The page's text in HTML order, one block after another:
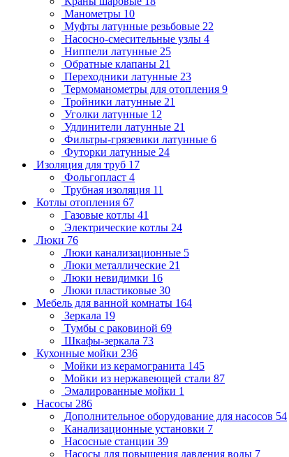
Манометры 10
Муфты латунные резьбовые 22
Насосно-смесительные узлы 4
Ниппели латунные 25
Обратные клапаны 21
Переходники латунные 23
Термоманометры для отопления 9
Тройники латунные 21
Уголки латунные 12
Удлинители латунные 21
Фильтры-грязевики латунные 6
Футорки латунные 24
Изоляция для труб 17
Фольгопласт 4
Трубная изоляция 11
Котлы отопления 67
Газовые котлы 41
Электрические котлы 24
Люки 76
Люки канализационные 5
Люки металлические 21
Люки невидимки 16
Люки пластиковые 30
Мебель для ванной комнаты 164
Зеркала 19
Тумбы с раковиной 69
Шкафы-зеркала 73
Кухонные мойки 236
Мойки из керамогранита 145
Мойки из нержавеющей стали 87
Эмалированные мойки 1
Насосы 286
Дополнительное оборудование для насосов 54
Канализационные установки 7
Насосные станции 39
Насосы для повышения давления воды 7